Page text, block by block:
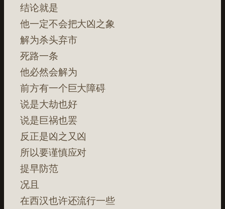
结论就是
他一定不会把大凶之象
解为杀头弃市
死路一条
他必然会解为
前方有一个巨大障碍
说是大劫也好
说是巨祸也罢
反正是凶之又凶
所以要谨慎应对
提早防范
况且
在西汉也许还流行一些